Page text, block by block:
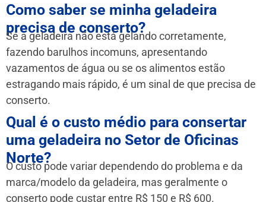
Como saber se minha geladeira
precisa de conserto?
Se a geladeira não está gelando corretamente,
fazendo barulhos incomuns, apresentando
vazamentos de água ou se os alimentos estão
estragando mais rápido, é um sinal de que precisa de
conserto.
Qual é o custo médio para consertar
uma geladeira no Setor de Oficinas
Norte?
O custo pode variar dependendo do problema e da
marca/modelo da geladeira, mas geralmente o
conserto pode custar entre R$ 150 e R$ 600.